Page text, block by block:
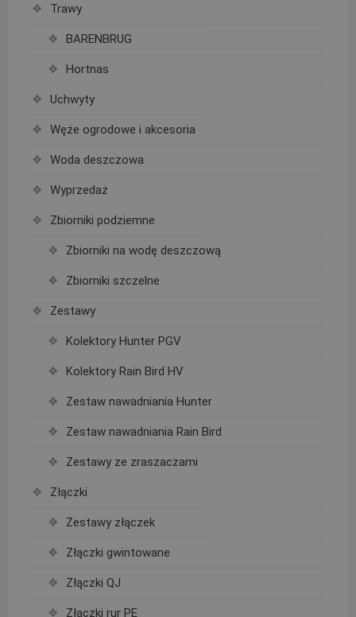
Trawy
BARENBRUG
Hortnas
Uchwyty
Węże ogrodowe i akcesoria
Woda deszczowa
Wyprzedaż
Zbiorniki podziemne
Zbiorniki na wodę deszczową
Zbiorniki szczelne
Zestawy
Kolektory Hunter PGV
Kolektory Rain Bird HV
Zestaw nawadniania Hunter
Zestaw nawadniania Rain Bird
Zestawy ze zraszaczami
Złączki
Zestawy złączek
Złączki gwintowane
Złączki QJ
Złączki rur PE